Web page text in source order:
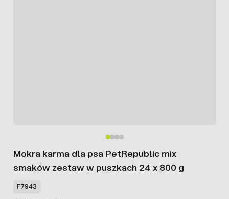
Mokra karma dla psa PetRepublic mix
smaków zestaw w puszkach 24 x 800 g
F7943